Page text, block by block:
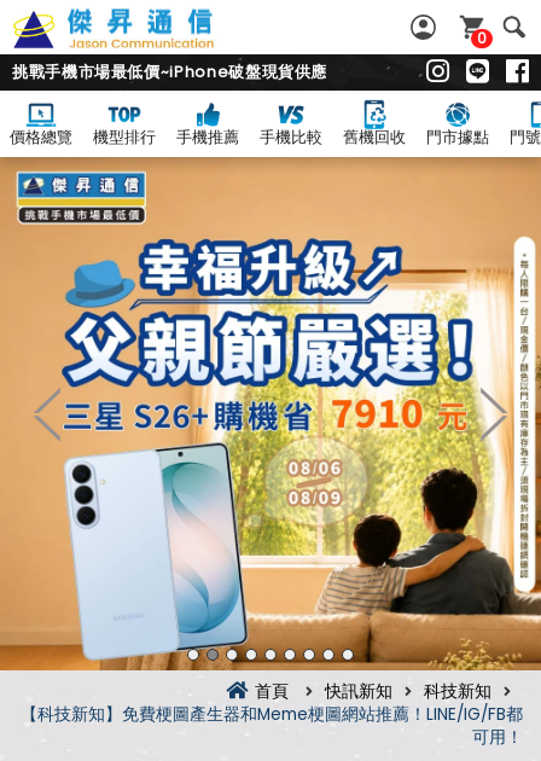
0
挑戰手機市場最低價~iPhone破盤現貨供應
價格總覽 機型排行 手機推薦 手機比較 舊機回收 門市據點 門
首頁 快訊新知
科技新知
【科技新知】免費梗圖產生器和Meme梗圖網站推薦！LINE/IG/FB都
可用！